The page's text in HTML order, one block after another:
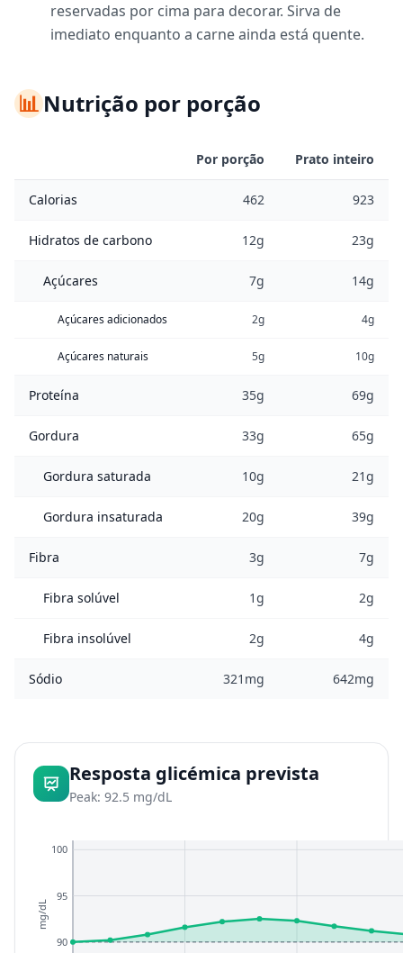
reservadas por cima para decorar. Sirva de
imediato enquanto a carne ainda está quente.
📊Nutrição por porção
Por porção Prato inteiro
Calorias 462 923
Hidratos de carbono 12g 23g
Açúcares 7g 14g
Açúcares adicionados 2g 4g
Açúcares naturais 5g 10g
Proteína 35g 69g
Gordura 33g 65g
Gordura saturada 10g 21g
Gordura insaturada 20g 39g
Fibra 3g 7g
Fibra solúvel 1g 2g
Fibra insolúvel 2g 4g
Sódio 321mg 642mg
Resposta glicémica prevista
Peak: 92.5 mg/dL
90
95
100
mg/dL